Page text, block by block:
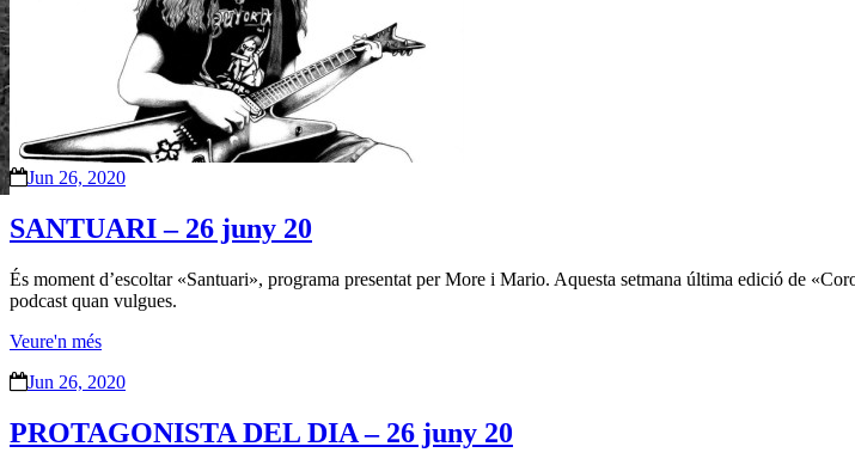
Jun 26, 2020
SANTUARI – 26 juny 20
És moment d’escoltar «Santuari», programa presentat per More i Mario. Aquesta setmana última edició de
podcast quan vulgues.
Veure'n més
Jun 26, 2020
PROTAGONISTA DEL DIA – 26 juny 20